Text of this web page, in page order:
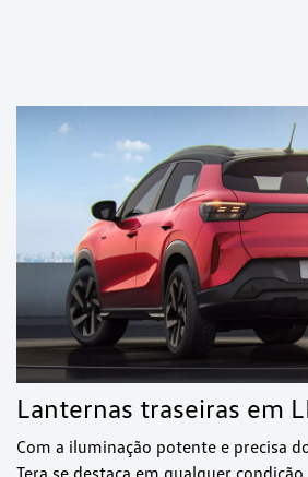
Lanternas traseiras em
Com a iluminação potente e precisa
Tera se destaca em qualquer condição.